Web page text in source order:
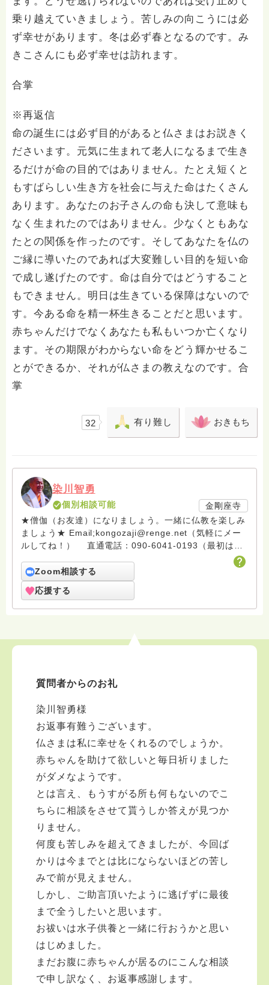
乗り越えていきましょう。苦しみの向こうには必
ず幸せがあります。冬は必ず春となるのです。み
きこさんにも必ず幸せは訪れます。
合掌
※再返信
命の誕生には必ず目的があると仏さまはお説きく
ださいます。元気に生まれて老人になるまで生き
るだけが命の目的ではありません。たとえ短くと
もすばらしい生き方を社会に与えた命はたくさん
あります。あなたのお子さんの命も決して意味も
なく生まれたのではありません。少なくともあな
たとの関係を作ったのです。そしてあなたを仏の
ご縁に導いたのであれば大変難しい目的を短い命
で成し遂げたのです。命は自分ではどうすること
もできません。明日は生きている保障はないので
す。今ある命を精一杯生きることだと思います。
赤ちゃんだけでなくあなたも私もいつか亡くなり
ます。その期限がわからない命をどう輝かせるこ
とができるか、それが仏さまの教えなのです。合
掌
32 有り難し おきもち
染川智勇
個別相談可能
金剛座寺
★僧伽（お友達）になりましょう。一緒に仏教を楽しみ
ましょう★ Email;kongozaji@renge.net（気軽にメー
ルしてね！） 直通電話：090-6041-0193（最初はシ
金剛座寺は10月23日に襲った台風21号で、大変な被害
を被りました。大規模な斜面の崩落で客殿が倒壊の危機
に陥っています。人生は何が起こるかわかりません。復
興に向けて20年努力してきましたが、またリセットにな
ん。苦難は必ずきます。それを乗り越える心を作ること
り越えていきましょう。仏さまと共にならば、必ずでき
Email;kongozaji@renge.net 在家から天台宗僧侶にな
りました。田舎のお寺だからできる新しいお寺ライフを
勤講師で初歩の手話講義をしています。ＮＰＯ手話技能
検定協会理事の役職を頂いて手話学習の普及に努めてお
ります。社会貢献として保護司のお役を通して社会更生
は遊びにお立ち寄りください。また活動は三重だけでな
く、埼玉・東京・神奈川などの首都圏、または車でいけ
るところはどこでも出張で活動しています。仏事のこと
ますので、心のリフレッシュをされたいのであれば、い
つでもお泊りくださいね。 私と一緒に、お寺の復興を
手伝ってくれる方を募集しています。私とお友達になっ
とにしてください。 ●お葬式や法要、納骨をお受けして
おります。 エリアは三重・中部・近畿から東京・埼
玉・神奈川まで、車でいけるところはどこでも走り回っ
難いですが、直通電話 090-6041-0193 でもお受け
します。なかなか出られないので着信を残してくださ
い。またはSNSでご連絡くだされば折り返し電話しま
Zoom相談する
応援する
質問者からのお礼
染川智勇様
お返事有難うございます。
仏さまは私に幸せをくれるのでしょうか。
赤ちゃんを助けて欲しいと毎日祈りました
がダメなようです。
とは言え、もうすがる所も何もないのでこ
ちらに相談をさせて貰うしか答えが見つか
りません。
何度も苦しみを超えてきましたが、今回ば
かりは今までとは比にならないほどの苦し
みで前が見えません。
しかし、ご助言頂いたように逃げずに最後
まで全うしたいと思います。
お祓いは水子供養と一緒に行おうかと思い
はじめました。
まだお腹に赤ちゃんが居るのにこんな相談
で申し訳なく、お返事感謝します。